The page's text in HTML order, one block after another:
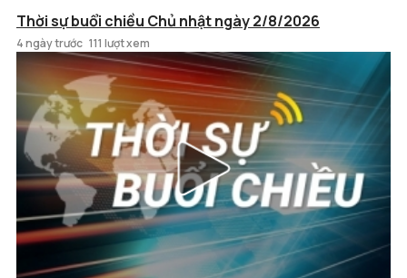
Thời sự buổi chiều Chủ nhật ngày 2/8/2026
4 ngày trước 111 lượt xem